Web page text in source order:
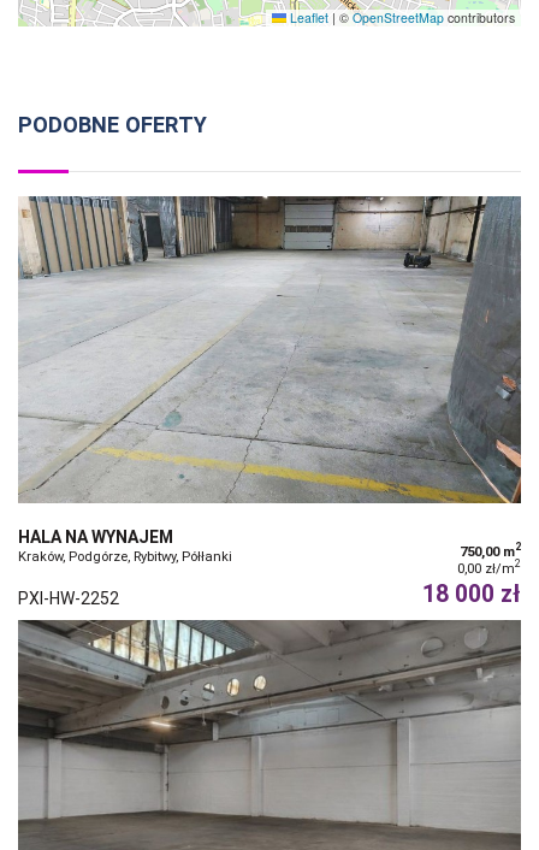
Leaflet | © OpenStreetMap contributors
PODOBNE OFERTY
HALA NA WYNAJEM
Kraków, Podgórze, Rybitwy, Półłanki 750,00 m2
0,00 zł/m2
PXI-HW-2252 18 000 zł